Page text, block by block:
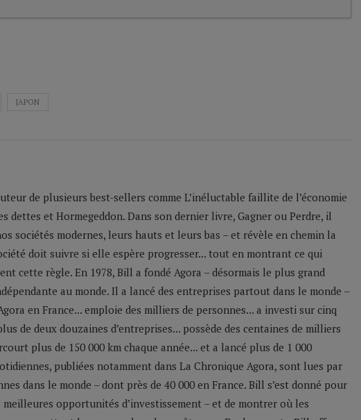
JAPON
de plusieurs best-sellers comme L’inéluctable faillite de l’économie
dettes et Hormegeddon. Dans son dernier livre, Gagner ou Perdre, il
sociétés modernes, leurs hauts et leurs bas – et révèle en chemin la
doit suivre si elle espère progresser... tout en montrant ce qui
cette règle. En 1978, Bill a fondé Agora – désormais le plus grand
au monde. Il a lancé des entreprises partout dans le monde –
en France... emploie des milliers de personnes... a investi sur cinq
de deux douzaines d’entreprises... possède des centaines de milliers
plus de 150 000 km chaque année... et a lancé plus de 1 000
publiées notamment dans La Chronique Agora, sont lues par
dans le monde – dont près de 40 000 en France. Bill s’est donné pour
meilleures opportunités d’investissement – et de montrer où les